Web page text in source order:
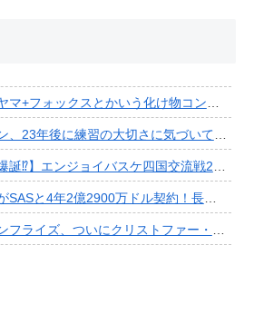
スとかいう化け物コンビが爆誕してしまうwwwwwwwwww
に練習の大切さに気づいてしまうwwwwwwwwwwww
ジョイバスケ四国交流戦2025 in 香川③ #エアボーズ #427
2億2900万ドル契約！長期確保しPO進出へ期待高まる
ついにクリストファー・スミス獲得キタ━━━━(ﾟ∀ﾟ)━━━━!!